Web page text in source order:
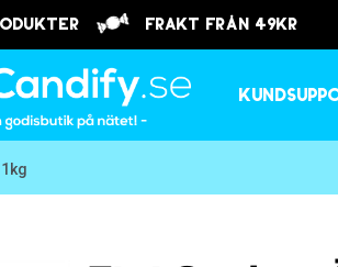
frakt från 49kr